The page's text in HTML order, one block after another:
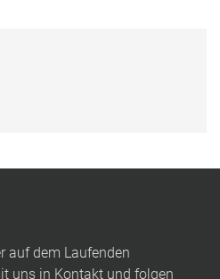
auf dem Laufenden
uns in Kontakt und folgen